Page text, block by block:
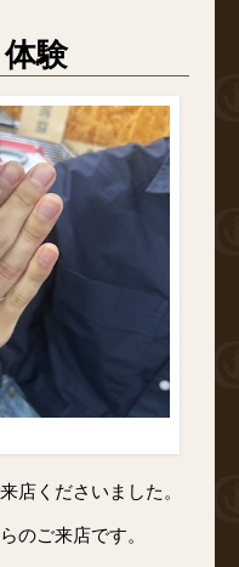
験
店くださいました。
のご来店です。